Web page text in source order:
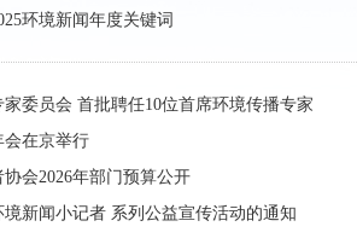
环境新闻年度关键词
委员会 首批聘任10位首席环境传播专家
会在京举行
会2026年部门预算公开
新闻小记者 系列公益宣传活动的通知